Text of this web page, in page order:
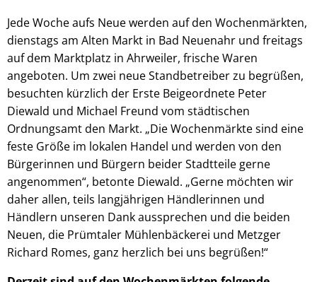
Jede Woche aufs Neue werden auf den Wochenmärkten,
dienstags am Alten Markt in Bad Neuenahr und freitags
auf dem Marktplatz in Ahrweiler, frische Waren
angeboten. Um zwei neue Standbetreiber zu begrüßen,
besuchten kürzlich der Erste Beigeordnete Peter
Diewald und Michael Freund vom städtischen
Ordnungsamt den Markt. „Die Wochenmärkte sind eine
feste Größe im lokalen Handel und werden von den
Bürgerinnen und Bürgern beider Stadtteile gerne
angenommen“, betonte Diewald. „Gerne möchten wir
daher allen, teils langjährigen Händlerinnen und
Händlern unseren Dank aussprechen und die beiden
Neuen, die Prümtaler Mühlenbäckerei und Metzger
Richard Romes, ganz herzlich bei uns begrüßen!“